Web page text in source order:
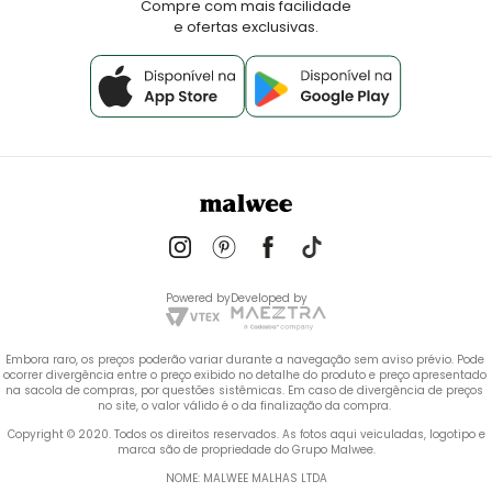
Compre com mais facilidade
e ofertas exclusivas.
Powered byDeveloped by
Embora raro, os preços poderão variar durante a navegação sem aviso prévio. Pode
ocorrer divergência entre o preço exibido no detalhe do produto e preço apresentado
na sacola de compras, por questões sistêmicas. Em caso de divergência de preços
no site, o valor válido é o da finalização da compra.
marca são de propriedade do Grupo Malwee.
NOME: MALWEE MALHAS LTDA